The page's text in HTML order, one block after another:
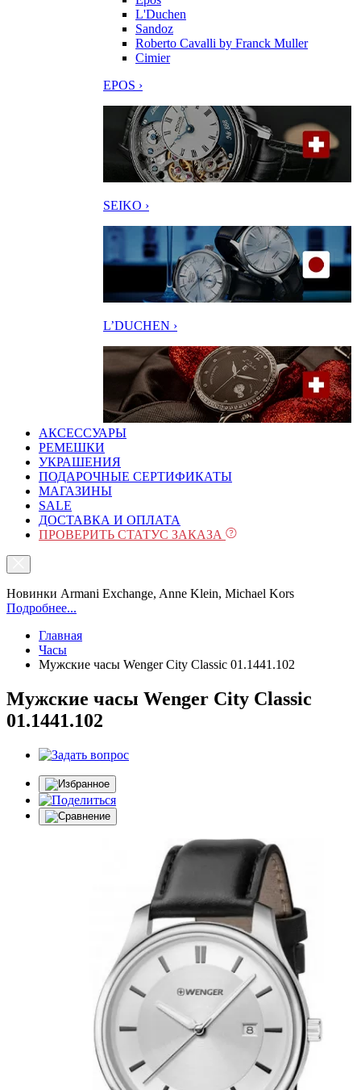
L'Duchen
Sandoz
Roberto Cavalli by Franck Muller
Cimier
EPOS ›
SEIKO ›
L’DUCHEN ›
АКСЕССУАРЫ
РЕМЕШКИ
УКРАШЕНИЯ
ПОДАРОЧНЫЕ СЕРТИФИКАТЫ
МАГАЗИНЫ
SALE
ДОСТАВКА И ОПЛАТА
ПРОВЕРИТЬ СТАТУС ЗАКАЗА
Новинки Armani Exchange, Anne Klein, Michael Kors
Подробнее...
Главная
Часы
Мужские часы Wenger City Classic 01.1441.102
Мужские часы Wenger City Classic
01.1441.102